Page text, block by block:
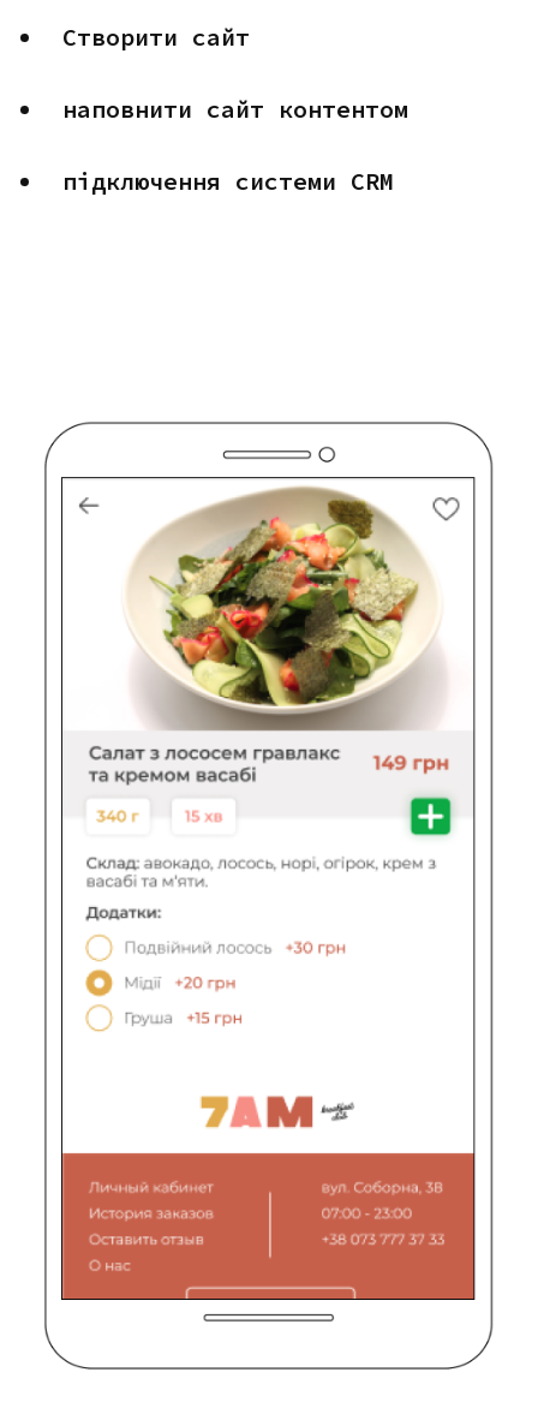
Створити сайт
наповнити сайт контентом
підключення системи CRM